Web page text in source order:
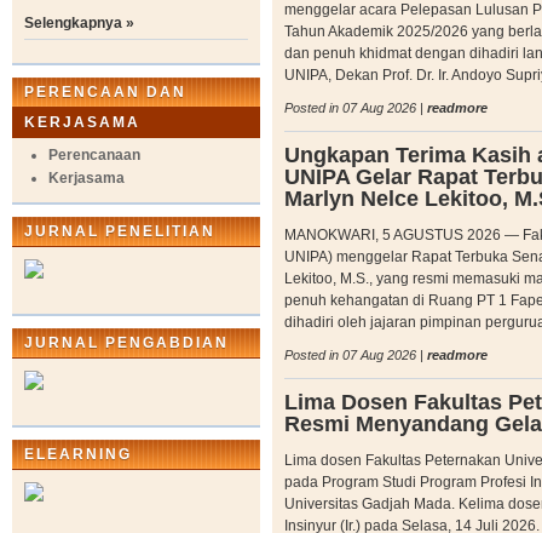
Selengkapnya »
PERENCAAN DAN
KERJASAMA
Perencanaan
Kerjasama
JURNAL PENELITIAN
JURNAL PENGABDIAN
ELEARNING
menggelar acara Pelepasan Lulusan
Tahun Akademik 2025/2026 yang
dan penuh khidmat dengan dihadiri
UNIPA, Dekan Prof. Dr. Ir. Andoyo
Posted in 07 Aug 2026 | readmore
Ungkapan Terima Kasih
UNIPA Gelar Rapat
Marlyn Nelce Lekitoo,
MANOKWARI, 5 AGUSTUS 2026 —
UNIPA) menggelar Rapat Terbuka
Lekitoo, M.S., yang resmi memasuki
penuh kehangatan di Ruang PT 1
dihadiri oleh jajaran pimpinan
Posted in 07 Aug 2026 | readmore
Lima Dosen Fakultas
Resmi Menyandang
Lima dosen Fakultas Peternakan
pada Program Studi Program Profesi
Universitas Gadjah Mada. Kelima
Insinyur (Ir.) pada Selasa, 14 Juli